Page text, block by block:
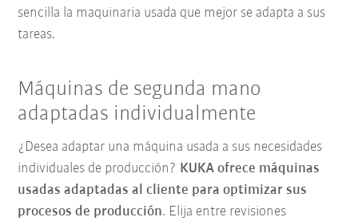
sencilla la maquinaria usada que mejor se adapta a sus
tareas.
Máquinas de segunda mano
adaptadas individualmente
¿Desea adaptar una máquina usada a sus necesidades
individuales de producción? KUKA ofrece máquinas
usadas adaptadas al cliente para optimizar sus
procesos de producción. Elija entre revisiones